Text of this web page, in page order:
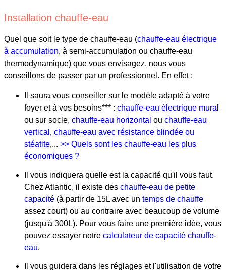
Installation chauffe-eau
Quel que soit le type de chauffe-eau (chauffe-eau électrique
à accumulation, à semi-accumulation ou chauffe-eau
thermodynamique) que vous envisagez, nous vous
conseillons de passer par un professionnel. En effet :
Il saura vous conseiller sur le modèle adapté à votre
foyer et à vos besoins*** : chauffe-eau électrique mural
ou sur socle, chauffe-eau horizontal ou chauffe-eau
vertical , chauffe-eau avec résistance blindée ou
stéatite,... >> Quels sont les chauffe-eau les plus
économiques ?
Il vous indiquera quelle est la capacité qu'il vous faut.
Chez Atlantic, il existe des chauffe-eau de petite
capacité (à partir de 15L avec un temps de chauffe
assez court) ou au contraire avec beaucoup de volume
(jusqu'à 300L). Pour vous faire une première idée, vous
pouvez essayer notre calculateur de capacité chauffe-
eau.
Il vous guidera dans les réglages et l'utilisation de votre